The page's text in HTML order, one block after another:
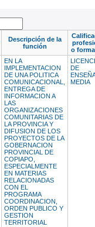
Descripción de la
función
o
EN LA
IMPLEMENTACION
DE UNA POLITICA
COMUNICACIONAL,
ENTREGA DE
INFORMACION A
LAS
ORGANIZACIONES
COMUNITARIAS DE
LA PROVINCIA Y
DIFUSION DE LOS
PROYECTOS DE LA
GOBERNACION
PROVINCIAL DE
COPIAPO,
ESPECIALMENTE
EN MATERIAS
RELACIONADAS
CON EL
PROGRAMA
COORDINACION,
ORDEN PUBLICO Y
GESTION
TERRITORIAL
DE
MEDIA